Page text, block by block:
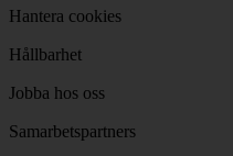
Hantera cookies
Hållbarhet
Jobba hos oss
Samarbetspartners